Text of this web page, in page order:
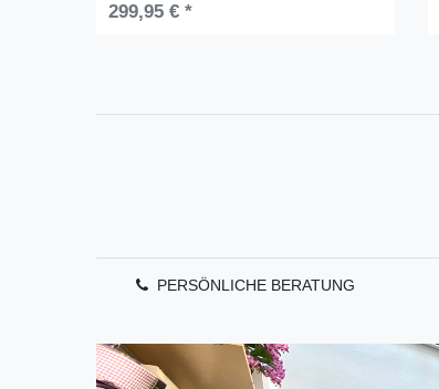
299,95 € *
PERSÖNLICHE BERATUNG